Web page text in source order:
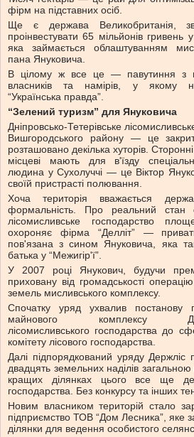
фірм на підставних осіб.
Ще є держава Великобританія,
проінвестувати 65 мільйонів
яка займається облаштуванням
пана Януковича.
В цілому ж все це — павутиння з
власників та намірів, у якому
“Українська правда”.
“Зелений туризм” для Януковича
Дніпровсько-Тетерівське
Вишгородського району — це
розташовано декілька хуторів.
місцеві мають для в'їзду
людина у Сухолуччі — це Віктор
своїй пристрасті полювання.
Хоча територія вважається
формальність. Про реальний стан
лісомисливське господарство
охороняє фірма “Делліт” —
пов'язана з сином Януковича, яка
батька у “Межигір'ї”.
У 2007 році Янукович, будучи
приховану від громадськості
земель мисливського комплексу.
Спочатку уряд ухвалив постанову
майнового комплексу
лісомисливського господарства до
комітету лісового господарства.
Далі підпорядкований уряду Держліс
двадцять земельних наділів
кращих ділянках цього все ще
господарства. Без конкурсу та інших
Новим власником територій стало
підприємство ТОВ “Дом Лесника”, яке
ділянки для ведення особистого